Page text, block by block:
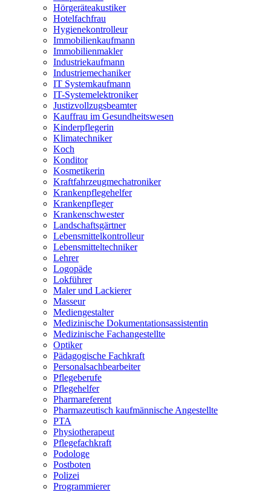
Hörgeräteakustiker
Hotelfachfrau
Hygienekontrolleur
Immobilienkaufmann
Immobilienmakler
Industriekaufmann
Industriemechaniker
IT Systemkaufmann
IT-Systemelektroniker
Justizvollzugsbeamter
Kauffrau im Gesundheitswesen
Kinderpflegerin
Klimatechniker
Koch
Konditor
Kosmetikerin
Kraftfahrzeugmechatroniker
Krankenpflegehelfer
Krankenpfleger
Krankenschwester
Landschaftsgärtner
Lebensmittelkontrolleur
Lebensmitteltechniker
Lehrer
Logopäde
Lokführer
Maler und Lackierer
Masseur
Mediengestalter
Medizinische Dokumentationsassistentin
Medizinische Fachangestellte
Optiker
Pädagogische Fachkraft
Personalsachbearbeiter
Pflegeberufe
Pflegehelfer
Pharmareferent
Pharmazeutisch kaufmännische Angestellte
PTA
Physiotherapeut
Pflegefachkraft
Podologe
Postboten
Polizei
Programmierer